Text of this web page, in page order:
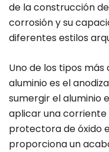
de la construcción
corrosión y su
diferentes estilos
Uno de los tipos
aluminio es el
sumergir el aluminio
aplicar una
protectora de óxido
proporciona un